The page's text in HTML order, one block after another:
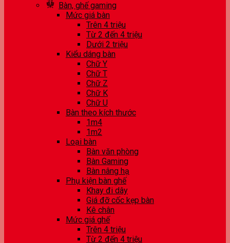
Bàn, ghế gaming
Mức giá bàn
Trên 4 triệu
Từ 2 đến 4 triệu
Dưới 2 triệu
Kiểu dáng bàn
Chữ Y
Chữ T
Chữ Z
Chữ K
Chữ U
Bàn theo kích thước
1m4
1m2
Loại bàn
Bàn văn phòng
Bàn Gaming
Bàn nâng hạ
Phụ kiện bàn ghế
Khay đi dây
Giá đỡ cốc kẹp bàn
Kê chân
Mức giá ghế
Trên 4 triệu
Từ 2 đến 4 triệu